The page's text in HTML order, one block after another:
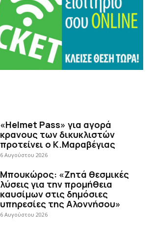
«Helmet Pass» για αγορά
κρανους των δικυκλιστών
προτείνει ο Κ.Μαραβέγιας
6 Αυγούστου 2026
Μπουκώρος: «Ζητά θεσμικές
λύσεις για την προμήθεια
καυσίμων στις δημόσιες
υπηρεσίες της Αλοννήσου»
6 Αυγούστου 2026